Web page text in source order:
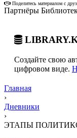
Поделитесь материалом с
Партнёры
Создайте свою
цифровом виде.
Главная
›
Дневники
›
ЭТАПЫ